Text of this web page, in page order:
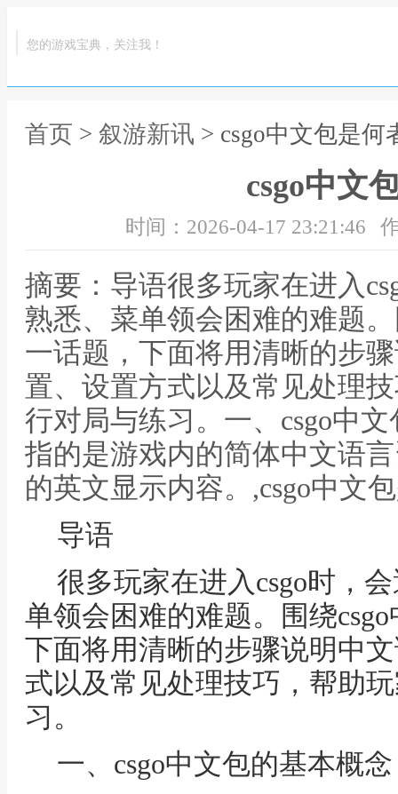
您的游戏宝典，关注我！
首页 > 叙游新讯 > csgo中文包是何
csgo中文
时间：2026-04-17 23:21:46
摘要：导语很多玩家在进入
熟悉、菜单领会困难的难题
一话题，下面将用清晰的步
置、设置方式以及常见处理
行对局与练习。一、csgo中
指的是游戏内的简体中文语
的英文显示内容。,csgo中文
导语
很多玩家在进入csgo时，
单领会困难的难题。围绕
下面将用清晰的步骤说明中
式以及常见处理技巧，帮助
习。
一、csgo中文包的基本概念